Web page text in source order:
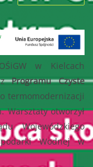
w Kielcach
Programu Czyste
termomodernizacji
Warsztaty otworzył
Wojewódzkiego
Wodnej w